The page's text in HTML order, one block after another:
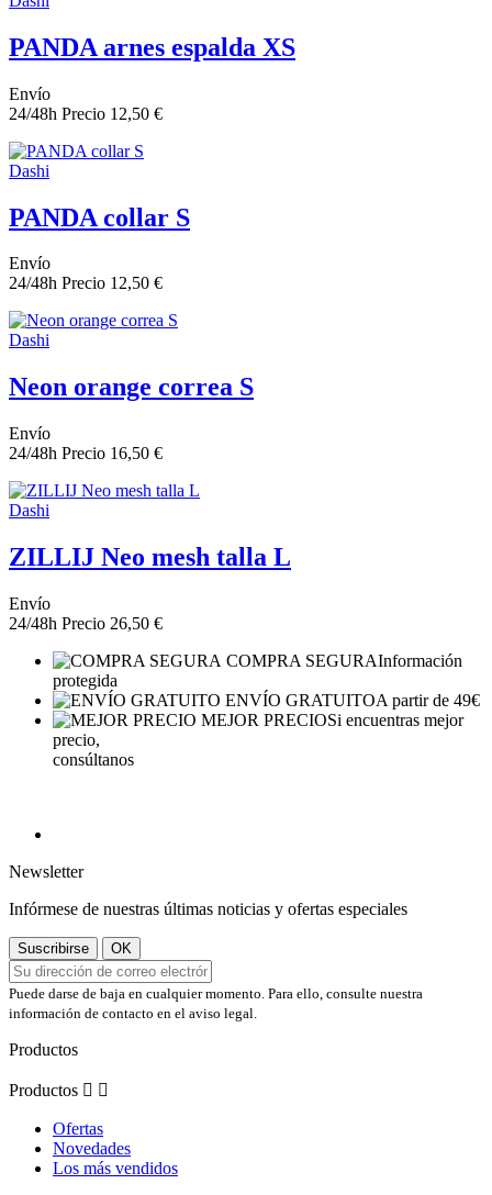
PANDA arnes espalda XS
Envío
24/48h Precio 12,50 €
Dashi
PANDA collar S
Envío
24/48h Precio 12,50 €
Dashi
Neon orange correa S
Envío
24/48h Precio 16,50 €
Dashi
ZILLIJ Neo mesh talla L
Envío
24/48h Precio 26,50 €
COMPRA SEGURAInformación
protegida
ENVÍO GRATUITOA partir de 49€
MEJOR PRECIOSi encuentras mejor
precio,
consúltanos
Newsletter
Infórmese de nuestras últimas noticias y ofertas especiales
Puede darse de baja en cualquier momento. Para ello, consulte nuestra
información de contacto en el aviso legal.
Productos
Productos  
Ofertas
Novedades
Los más vendidos